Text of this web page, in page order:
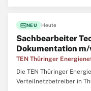
fiber_newNEU Heute
Sachbearbeiter
Dokumentation
TEN Thüringer
Die TEN Thüringer
Verteilnetzbetreiber in